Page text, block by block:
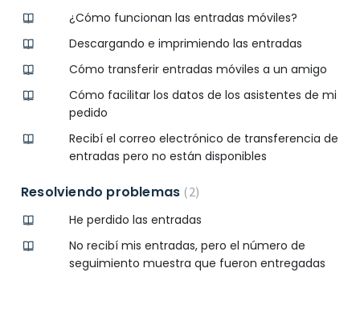
¿Cómo funcionan las entradas móviles?
Descargando e imprimiendo las entradas
Cómo transferir entradas móviles a un amigo
Cómo facilitar los datos de los asistentes de mi
pedido
Recibí el correo electrónico de transferencia de
entradas pero no están disponibles
Resolviendo problemas 2
He perdido las entradas
No recibí mis entradas, pero el número de
seguimiento muestra que fueron entregadas